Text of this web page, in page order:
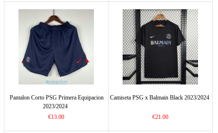
Pantalon Corto PSG Primera Equipacion
2023/2024
€13.00
Camiseta PSG x Balmain Black 2023/2024
€21.00